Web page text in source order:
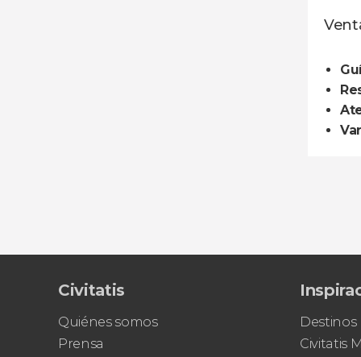
Civitatis
Quiénes somos
Prensa
Destinos
Civitatis